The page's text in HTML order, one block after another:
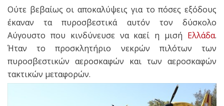
Ούτε βεβαίως οι αποκαλύψεις για το πόσες εξόδους
έκαναν τα πυροσβεστικά αυτόν τον δύσκολο
Αύγουστο που κινδύνευσε να καεί η μισή Ελλάδα.
Ήταν το προσκλητήριο νεκρών πιλότων των
πυροσβεστικών αεροσκαφών και των αεροσκαφών
τακτικών μεταφορών.